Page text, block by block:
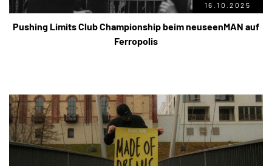
16.10.2025
Pushing Limits Club Championship beim neuseenMAN auf
Ferropolis